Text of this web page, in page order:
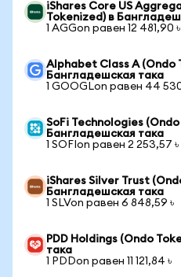
iShares Core US
Tokenized) в
1 AGGon равен 12 481,90 ৳
Alphabet Class A (Ondo
Бангладешская така
1 GOOGLon равен 44
SoFi Technologies
Бангладешская така
1 SOFIon равен 2 253,57 ৳
iShares Silver Trust
Бангладешская така
1 SLVon равен 6 848,59 ৳
PDD Holdings (Ondo
така
1 PDDon равен 11 121,84 ৳